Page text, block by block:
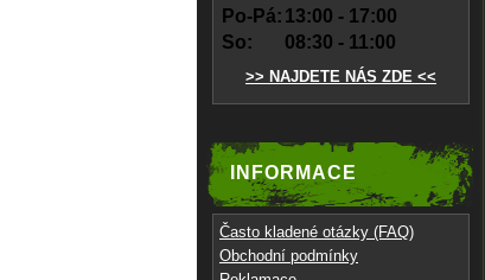
Po-Pá: 13:00 - 17:00
So:
08:30 - 11:00
>> NAJDETE NÁS ZDE <<
INFORMACE
Často kladené otázky (FAQ)
Obchodní podmínky